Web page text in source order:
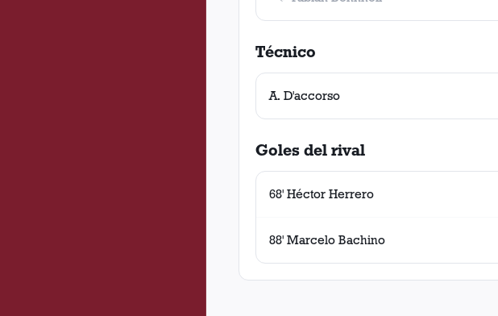
Técnico
A. D'accorso
Goles del rival
68' Héctor Herrero
88' Marcelo Bachino